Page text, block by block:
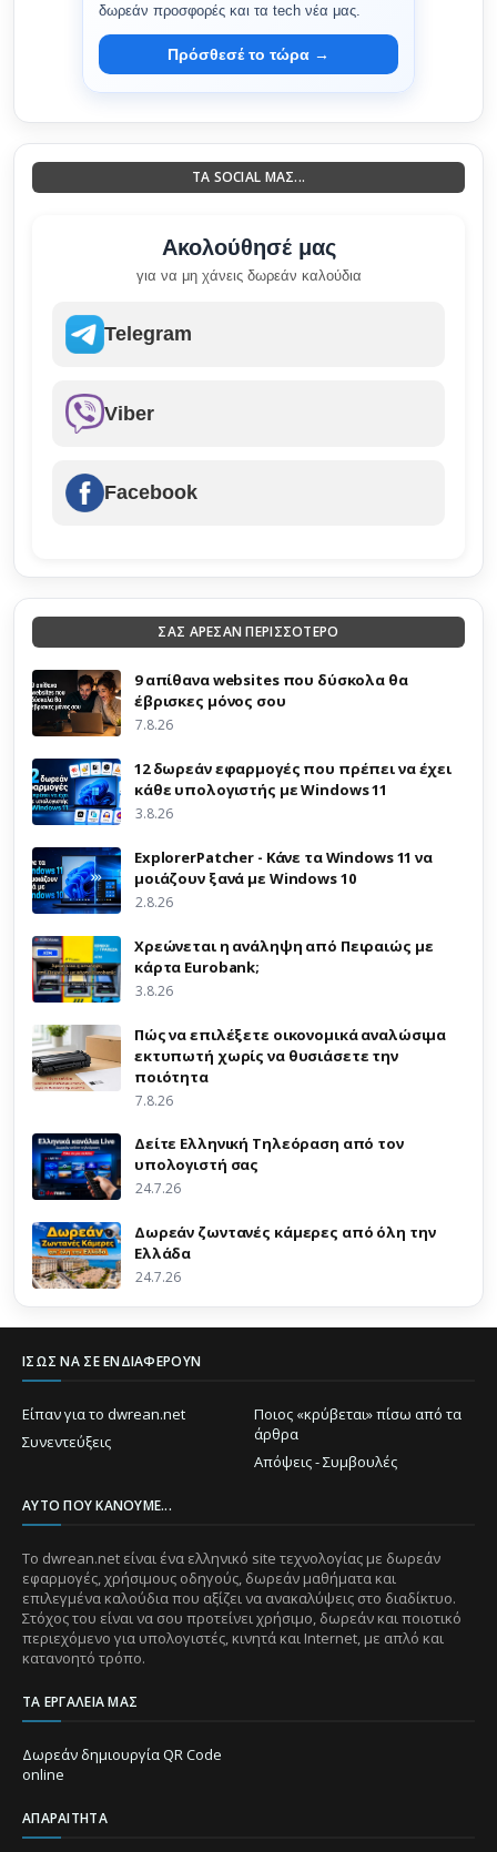
δωρεάν προσφορές και τα tech νέα μας.
Πρόσθεσέ το τώρα →
ΤΑ SOCIAL ΜΑΣ...
Ακολούθησέ μας
για να μη χάνεις δωρεάν καλούδια
Telegram
Viber
Facebook
ΣΑΣ ΑΡΕΣΑΝ ΠΕΡΙΣΣΟΤΕΡΟ
9 απίθανα websites που δύσκολα θα
έβρισκες μόνος σου
7.8.26
12 δωρεάν εφαρμογές που πρέπει να έχει
κάθε υπολογιστής με Windows 11
3.8.26
ExplorerPatcher - Κάνε τα Windows 11 να
μοιάζουν ξανά με Windows 10
2.8.26
Χρεώνεται η ανάληψη από Πειραιώς με
κάρτα Eurobank;
3.8.26
Πώς να επιλέξετε οικονομικά αναλώσιμα
εκτυπωτή χωρίς να θυσιάσετε την
ποιότητα
7.8.26
Δείτε Ελληνική Τηλεόραση από τον
υπολογιστή σας
24.7.26
Δωρεάν ζωντανές κάμερες από όλη την
Ελλάδα
24.7.26
ΊΣΩΣ ΝΑ ΣΕ ΕΝΔΙΑΦΈΡΟΥΝ
Είπαν για το dwrean.net
Ποιος «κρύβεται» πίσω από τα
άρθρα
Συνεντεύξεις
Απόψεις - Συμβουλές
ΑΥΤΌ ΠΟΥ ΚΆΝΟΥΜΕ...
Το dwrean.net είναι ένα ελληνικό site τεχνολογίας με δωρεάν
εφαρμογές, χρήσιμους οδηγούς, δωρεάν μαθήματα και
επιλεγμένα καλούδια που αξίζει να ανακαλύψεις στο διαδίκτυο.
Στόχος του είναι να σου προτείνει χρήσιμο, δωρεάν και ποιοτικό
περιεχόμενο για υπολογιστές, κινητά και Internet, με απλό και
κατανοητό τρόπο.
ΤΑ ΕΡΓΑΛΕΊΑ ΜΑΣ
Δωρεάν δημιουργία QR Code
online
ΑΠΑΡΑΊΤΗΤΑ